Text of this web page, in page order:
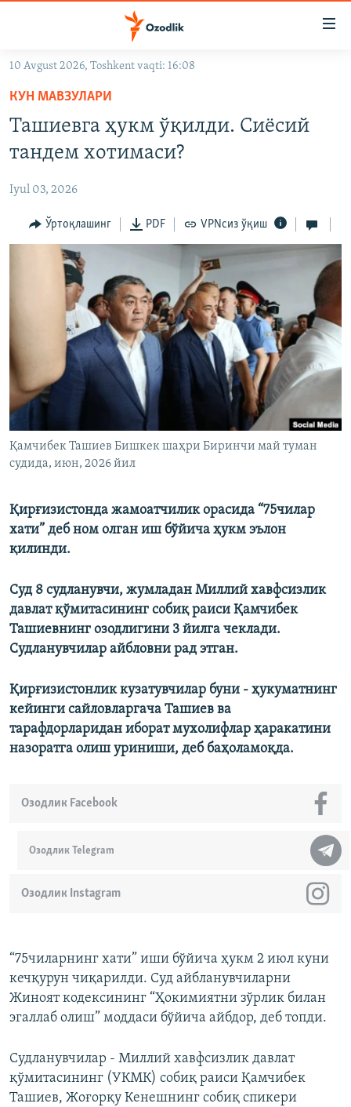
Асосий
навигацияга
ўтинг
Қидиришга
На русском
ИЖТИМОИЙ ТАРМОҚЛАР
Озодлик бошқа тилларда
10 Avgust 2026, Toshkent vaqti: 16:08
КУН МАВЗУЛАРИ
Ташиевга ҳукм ўқилди. Сиёсий
тандем хотимаси?
Iyul 03, 2026
Ўртоқлашинг PDF VPNсиз ўқиш
Қамчибек Ташиев Бишкек шаҳри Биринчи май туман
судида, июн, 2026 йил
Қирғизистонда жамоатчилик орасида “75чилар
хати” деб ном олган иш бўйича ҳукм эълон
қилинди.
Суд 8 судланувчи, жумладан Миллий хавфсизлик
давлат қўмитасининг собиқ раиси Қамчибек
Ташиевнинг озодлигини 3 йилга чеклади.
Судланувчилар айбловни рад этган.
Қирғизистонлик кузатувчилар буни - ҳукуматнинг
кейинги сайловларгача Ташиев ва
тарафдорларидан иборат мухолифлар ҳаракатини
назоратга олиш уриниши, деб баҳоламоқда.
Озодлик Telegram
Озодлик Instagram
Озодлик Facebook
“75чиларнинг хати” иши бўйича ҳукм 2 июл куни
кечқурун чиқарилди. Суд айбланувчиларни
Жиноят кодексининг “Ҳокимиятни зўрлик билан
эгаллаб олиш” моддаси бўйича айбдор, деб топди.
Судланувчилар - Миллий хавфсизлик давлат
қўмитасининг (УКМК) собиқ раиси Қамчибек
Ташиев, Жоғорқу Кенешнинг собиқ спикери